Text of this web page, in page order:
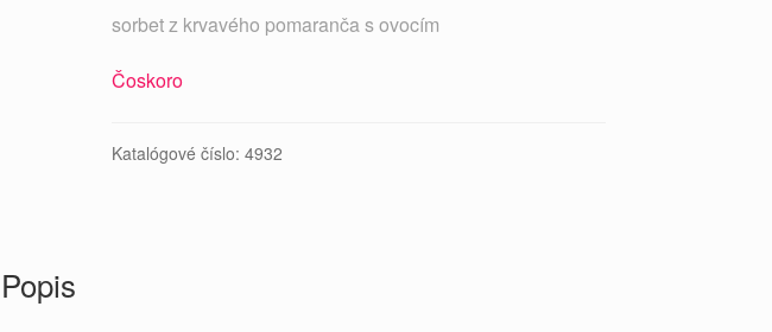
sorbet z krvavého pomaranča s ovocím
Čoskoro
Katalógové číslo: 4932
Popis